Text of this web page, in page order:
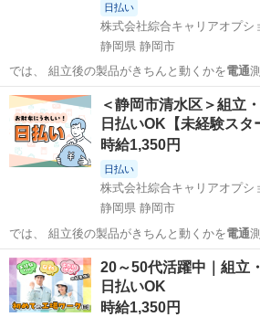
日払い
株式会社綜合キャリアオプシ
静岡県 静岡市
では、 組立後の製品がきちんと動くかを電通
た、 加工後の…
静岡 静岡市 工場
＜静岡市清水区＞組立
日払いOK【未経験ス
時給1,350円
日払い
株式会社綜合キャリアオプシ
静岡県 静岡市
では、 組立後の製品がきちんと動くかを電通
た、 加工後の…
静岡 静岡市
20～50代活躍中｜組立
日払いOK
時給1,350円